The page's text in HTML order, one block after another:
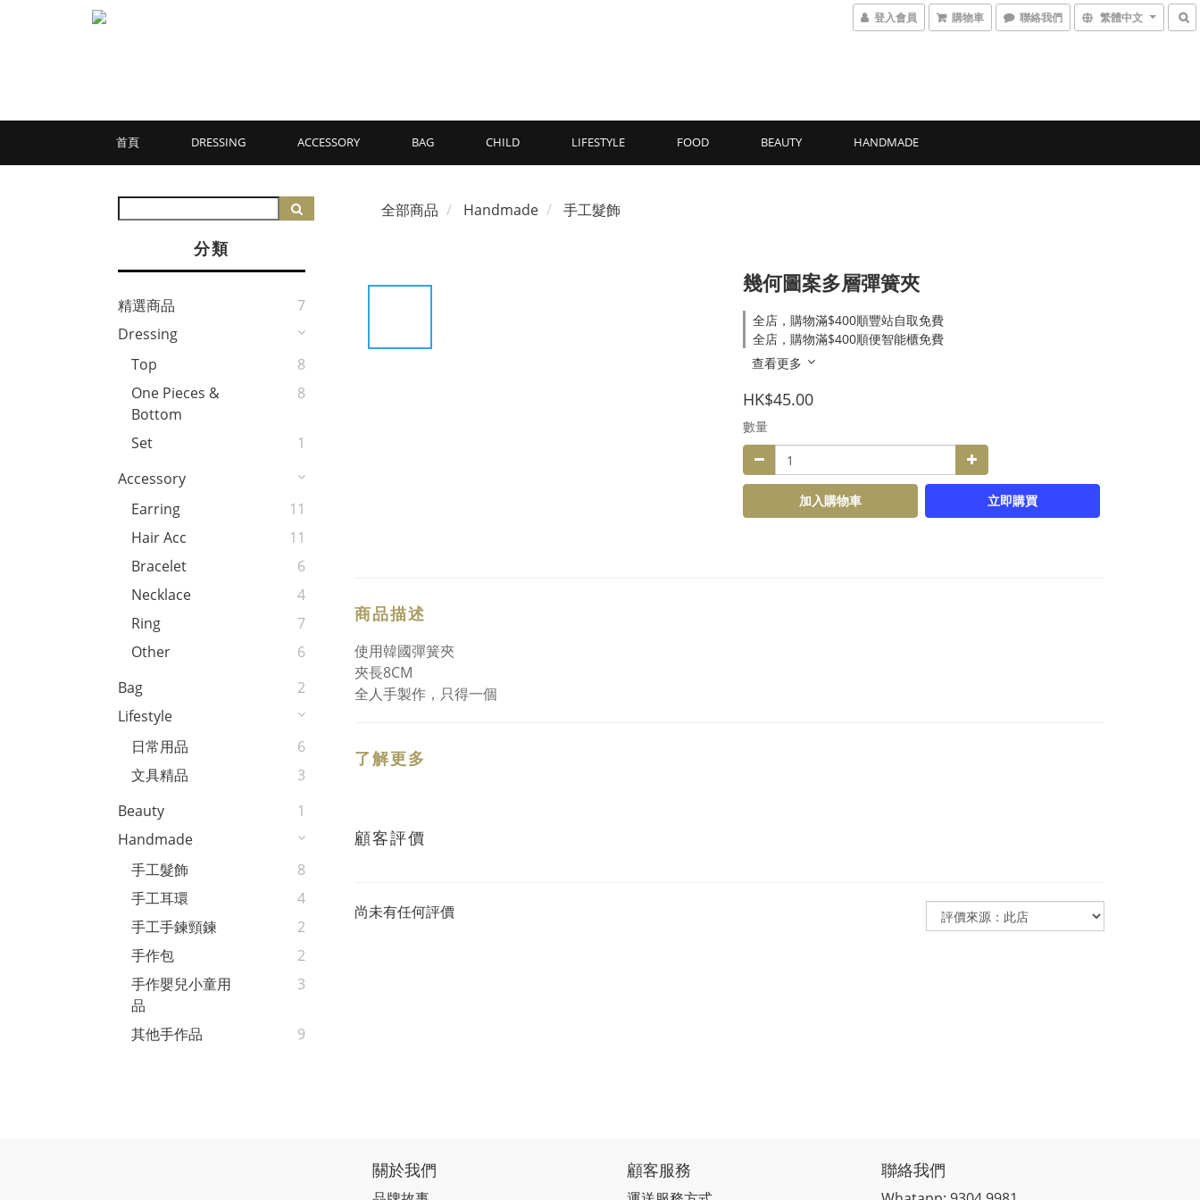
登入會員 購物車 聯絡我們 繁體中文
首頁 DRESSING ACCESSORY BAG CHILD LIFESTYLE FOOD BEAUTY HANDMADE
分類
精選商品
7
Dressing
Top
8
One Pieces &
Bottom
8
Set
1
Accessory
Earring
11
Hair Acc
11
Bracelet
6
Necklace
4
Ring
7
Other
6
Bag
2
Lifestyle
日常用品
6
文具精品
3
Beauty
1
Handmade
手工髮飾
8
手工耳環
4
手工手鍊頸鍊
2
手作包
2
手作嬰兒小童用
品
3
其他手作品 9
全部商品 Handmade 手工髮飾
幾何圖案多層彈簧夾
全店，購物滿$400順豐站自取免費
全店，購物滿$400順便智能櫃免費
查看更多
HK$45.00
數量
加入購物車 立即購買
商品描述
使用韓國彈簧夾
夾長8CM
全人手製作，只得一個
了解更多
顧客評價
尚未有任何評價
關於我們 顧客服務 聯絡我們